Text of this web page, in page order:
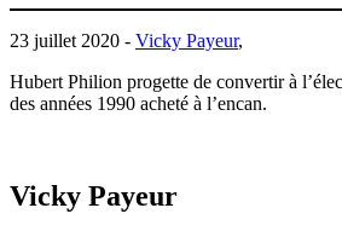
23 juillet 2020 - Vicky Payeur,
Hubert Philion progette de convertir à
des années 1990 acheté à l’encan.
Vicky Payeur